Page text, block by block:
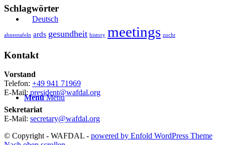
Menü Menü
Schlagwörter
ahnentafeln ards gesundheit history meetings zucht
Kontakt
Vorstand
Telefon: +49 941 71969
E-Mail: president@wafdal.org
Sekretariat
E-Mail: secretary@wafdal.org
© Copyright - WAFDAL - powered by Enfold WordPress Theme